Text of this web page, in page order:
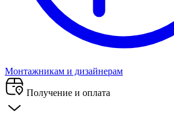
Монтажникам и дизайнерам
Получение и оплата